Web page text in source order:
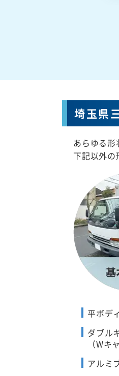
埼玉県
あらゆる形
下記以外の
平ボディ
ダブル
（Wキ
アルミ